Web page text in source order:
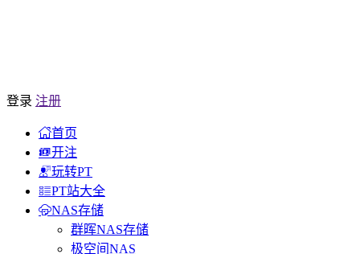
登录 注册
首页
开注
玩转PT
PT站大全
NAS存储
群晖NAS存储
极空间NAS